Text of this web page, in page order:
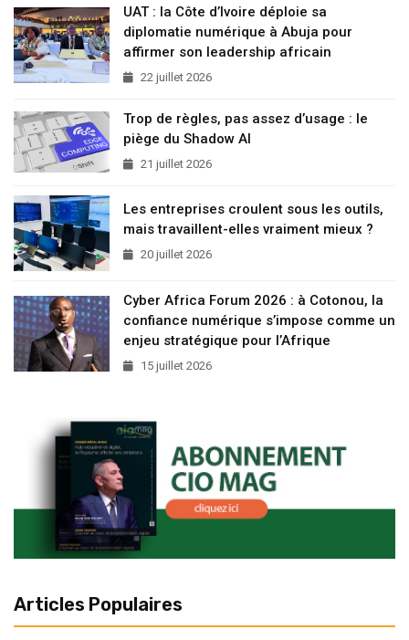
UAT : la Côte d’Ivoire déploie sa
diplomatie numérique à Abuja pour
affirmer son leadership africain
22 juillet 2026
Trop de règles, pas assez d’usage : le
piège du Shadow AI
21 juillet 2026
Les entreprises croulent sous les outils,
mais travaillent-elles vraiment mieux ?
20 juillet 2026
Cyber Africa Forum 2026 : à Cotonou, la
confiance numérique s’impose comme un
enjeu stratégique pour l’Afrique
15 juillet 2026
Articles Populaires